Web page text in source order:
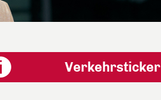
Verkehrsticker